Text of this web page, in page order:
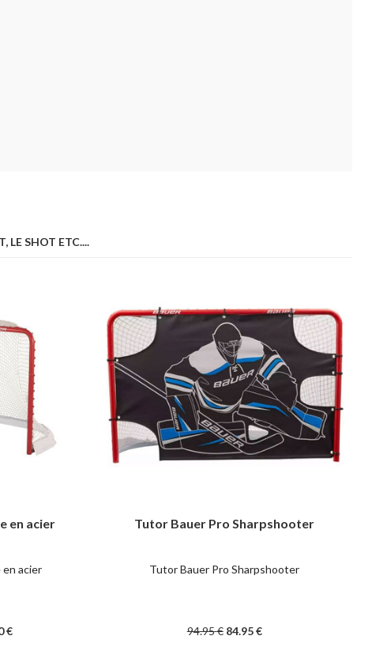
LE SHOT ETC....
en acier
acier
€
Tutor Bauer Pro Sharpshooter
Tutor Bauer Pro Sharpshooter
94.95€ 84.95€